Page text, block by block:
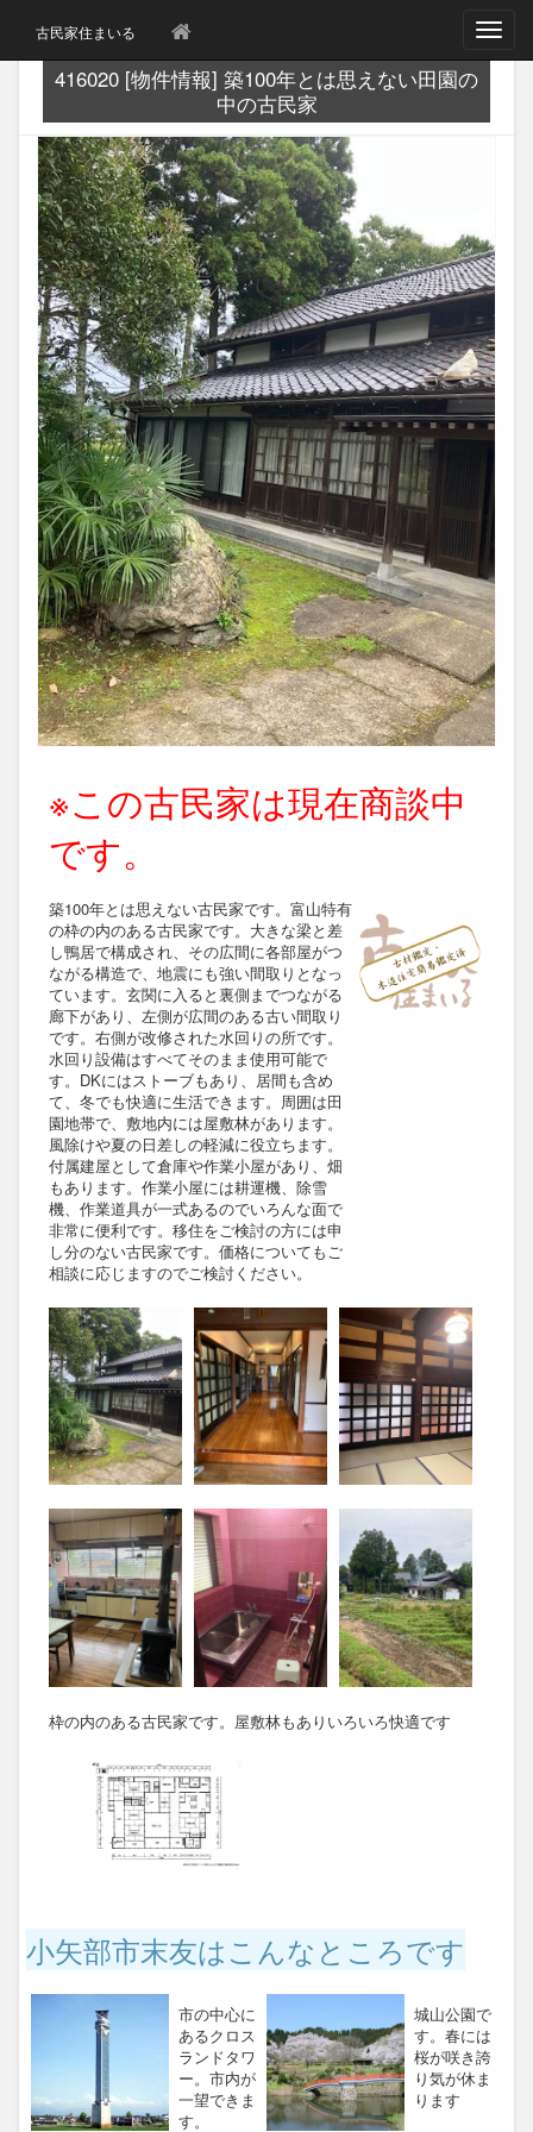
古民家住まいる
T
g
a
t
o
n
416020 [物件情報] 築100年とは思えない田園の
中の古民家
※この古民家は現在商談中
です。
築100年とは思えない古民家です。富山特有
の枠の内のある古民家です。大きな梁と差
し鴨居で構成され、その広間に各部屋がつ
ながる構造で、地震にも強い間取りとなっ
ています。玄関に入ると裏側までつながる
廊下があり、左側が広間のある古い間取り
です。右側が改修された水回りの所です。
水回り設備はすべてそのまま使用可能で
す。DKにはストーブもあり、居間も含め
て、冬でも快適に生活できます。周囲は田
園地帯で、敷地内には屋敷林があります。
風除けや夏の日差しの軽減に役立ちます。
付属建屋として倉庫や作業小屋があり、畑
もあります。作業小屋には耕運機、除雪
機、作業道具が一式あるのでいろんな面で
非常に便利です。移住をご検討の方には申
し分のない古民家です。価格についてもご
相談に応じますのでご検討ください。
枠の内のある古民家です。屋敷林もありいろいろ快適です
小矢部市末友はこんなところです
市の中心に
あるクロス
ランドタワ
ー。市内が
一望できま
す。
城山公園で
す。春には
桜が咲き誇
り気が休ま
ります